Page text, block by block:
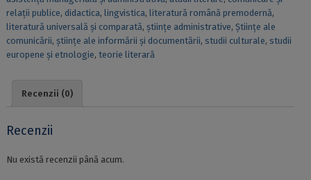
ALE
FACULTĂŢII
DE
LITERE
(Best
VOLUMUL
relații publice, didactica, lingvistica, literatură română premodernă,
literatură universală și comparată, științe administrative, Ştiinţe ale
comunicării, științe ale informării și documentării, studii culturale, studii
europene și etnologie, teorie literară
Recenzii (0)
Recenzii
Nu există recenzii până acum.